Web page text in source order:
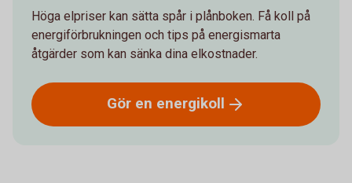
Höga elpriser kan sätta spår i plånboken. Få koll på
energiförbrukningen och tips på energismarta
åtgärder som kan sänka dina elkostnader.
Gör en energikoll